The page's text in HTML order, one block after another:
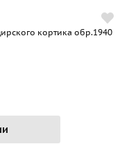
кортика обр.1940